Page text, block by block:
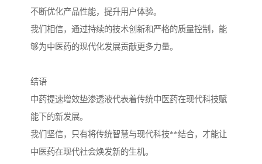
不断优化产品性能，提升用户体验。
我们相信，通过持续的技术创新和严格的质量控制，能
够为中医药的现代化发展贡献更多力量。
结语
中药提速增效垫渗透液代表着传统中医药在现代科技赋
能下的新发展。
我们坚信，只有将传统智慧与现代科技**结合，才能让
中医药在现代社会焕发新的生机。